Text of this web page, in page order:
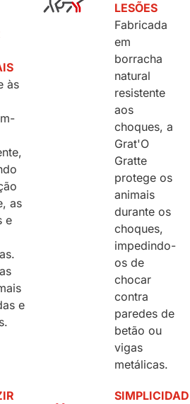
às
as
e
e
LESÕES
Fabricada
em
borracha
natural
resistente
aos
choques, a
Grat'O
Gratte
protege os
animais
durante os
choques,
impedindo-
os de
chocar
contra
paredes de
betão ou
vigas
metálicas.